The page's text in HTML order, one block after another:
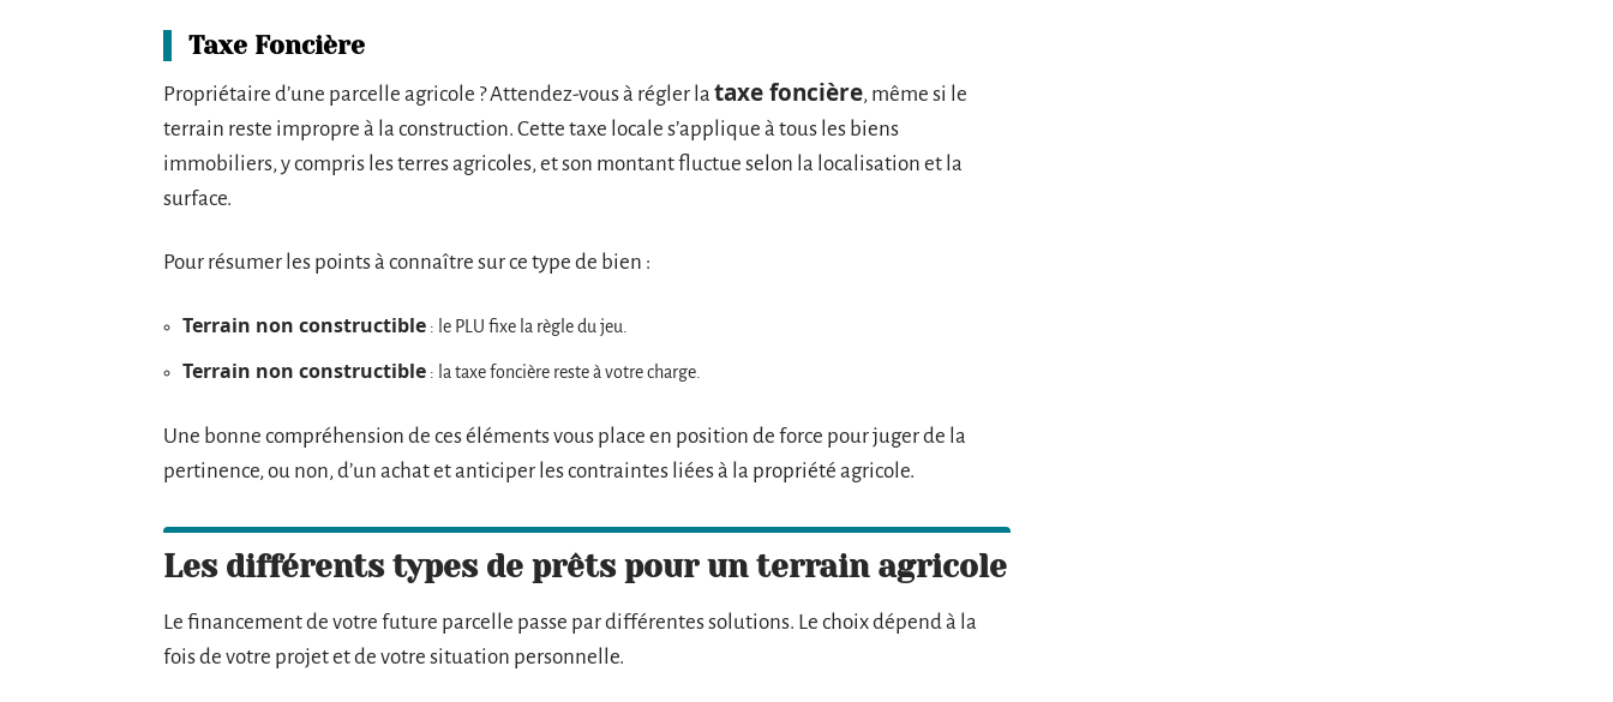
Taxe Foncière
Propriétaire d’une parcelle agricole ? Attendez-vous à régler la taxe foncière, même si le
terrain reste impropre à la construction. Cette taxe locale s’applique à tous les biens
immobiliers, y compris les terres agricoles, et son montant fluctue selon la localisation et la
surface.
Pour résumer les points à connaître sur ce type de bien :
Terrain non constructible : le PLU fixe la règle du jeu.
Terrain non constructible : la taxe foncière reste à votre charge.
Une bonne compréhension de ces éléments vous place en position de force pour juger de la
pertinence, ou non, d’un achat et anticiper les contraintes liées à la propriété agricole.
Les différents types de prêts pour un terrain agricole
Le financement de votre future parcelle passe par différentes solutions. Le choix dépend à la
fois de votre projet et de votre situation personnelle.